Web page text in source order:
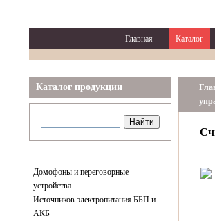
Главная Каталог
Каталог продукции
Домофоны и переговорные
устройства
Источников электропитания ББП и
АКБ